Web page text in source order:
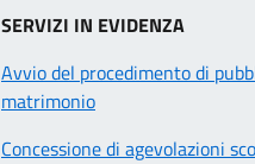
SERVIZI IN EVIDENZA
Avvio del procedimento di
matrimonio
Concessione di agevolazioni